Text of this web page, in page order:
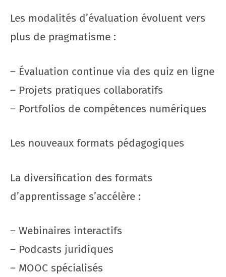
Les modalités d’évaluation évoluent vers
plus de pragmatisme :
– Évaluation continue via des quiz en ligne
– Projets pratiques collaboratifs
– Portfolios de compétences numériques
Les nouveaux formats pédagogiques
La diversification des formats
d’apprentissage s’accélère :
– Webinaires interactifs
– Podcasts juridiques
– MOOC spécialisés